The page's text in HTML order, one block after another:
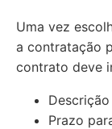
Uma vez
a contratação
contrato deve
Prazo